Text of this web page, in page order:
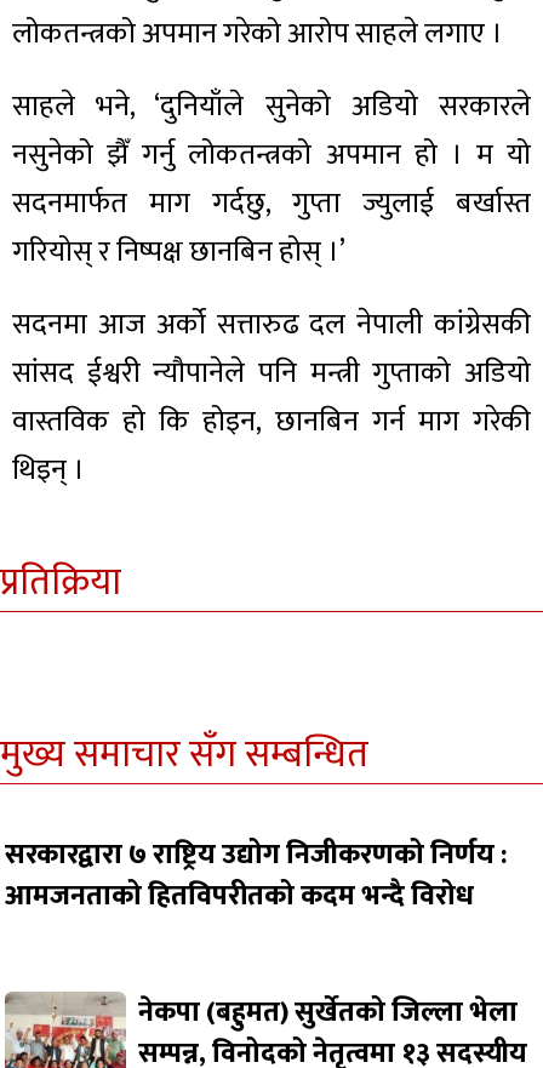
लोकतन्त्रको अपमान गरेको आरोप साहले लगाए ।
साहले भने, ‘दुनियाँले सुनेको अडियो सरकारले
नसुनेको झैँ गर्नु लोकतन्त्रको अपमान हो । म यो
सदनमार्फत माग गर्दछु, गुप्ता ज्युलाई बर्खास्त
गरियोस् र निष्पक्ष छानबिन होस् ।’
सदनमा आज अर्को सत्तारुढ दल नेपाली कांग्रेसकी
सांसद ईश्वरी न्यौपानेले पनि मन्त्री गुप्ताको अडियो
वास्तविक हो कि होइन, छानबिन गर्न माग गरेकी
थिइन् ।
प्रतिक्रिया
मुख्य समाचार सँग सम्बन्धित
सरकारद्वारा ७ राष्ट्रिय उद्योग निजीकरणको निर्णय :
आमजनताको हितविपरीतको कदम भन्दै विरोध
नेकपा (बहुमत) सुर्खेतको जिल्ला भेला
सम्पन्न, विनोदको नेतृत्वमा १३ सदस्यीय